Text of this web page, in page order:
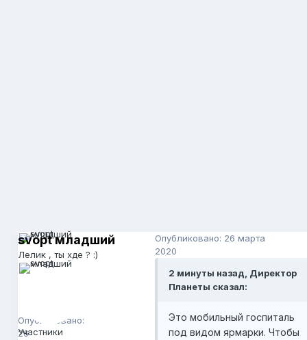
Опубликовано:
26
svopt младший
Лелик , ты хде ? :)
Участники
Опубликовано: 26 марта
2020
2 минуты назад, Директор
Планеты сказал:
Это мобильный госпиталь
под видом ярмарки. Чтобы